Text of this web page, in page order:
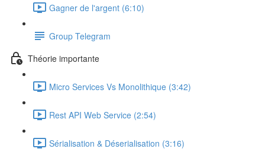
Gagner de l'argent (6:10)
Group Telegram
Théorie importante
Micro Services Vs Monolithique (3:42)
Rest API Web Service (2:54)
Sérialisation & Déserialisation (3:16)